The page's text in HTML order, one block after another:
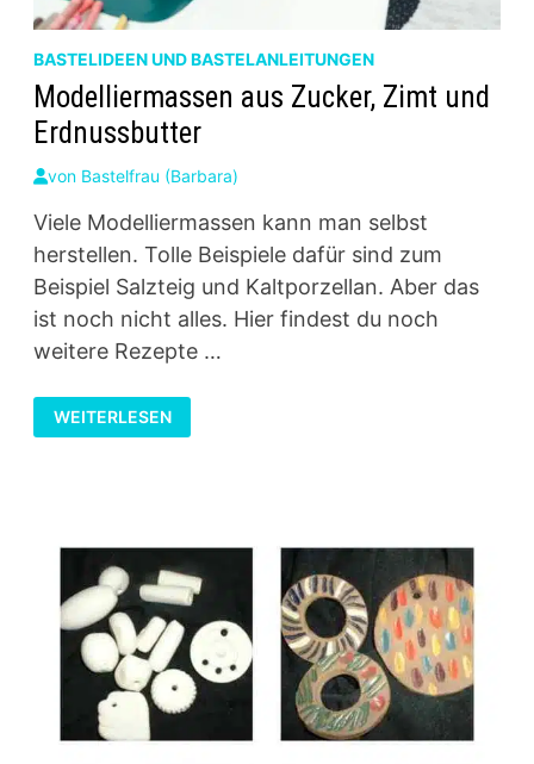
BASTELIDEEN UND BASTELANLEITUNGEN
Modelliermassen aus Zucker, Zimt und
Erdnussbutter
von Bastelfrau (Barbara)
Viele Modelliermassen kann man selbst
herstellen. Tolle Beispiele dafür sind zum
Beispiel Salzteig und Kaltporzellan. Aber das
ist noch nicht alles. Hier findest du noch
weitere Rezepte …
MODELLIERMASSEN
AUS
ZUCKER,
WEITERLESEN